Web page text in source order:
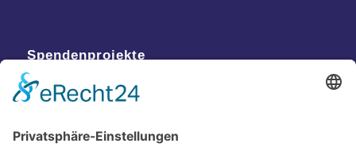
Spendenprojekte